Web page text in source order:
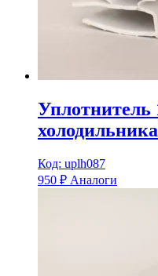
Уплотнитель
Код: uplh087
950 ₽ Аналоги